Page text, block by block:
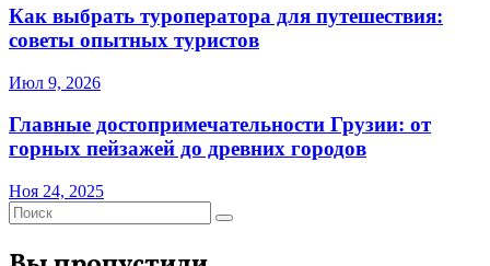
Как выбрать туроператора для путешествия:
советы опытных туристов
Июл 9, 2026
Главные достопримечательности Грузии: от
горных пейзажей до древних городов
Ноя 24, 2025